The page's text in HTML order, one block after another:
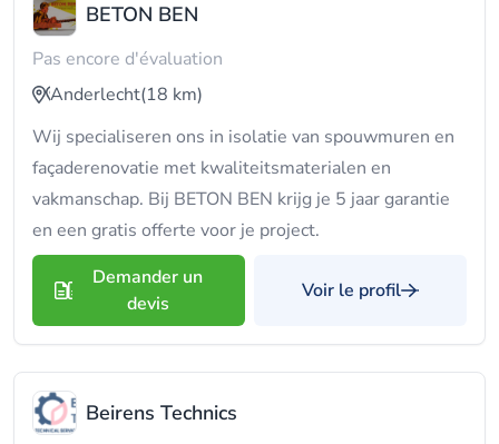
BETON BEN
Pas encore d'évaluation
Anderlecht(18 km)
Wij specialiseren ons in isolatie van spouwmuren en
façaderenovatie met kwaliteitsmaterialen en
vakmanschap. Bij BETON BEN krijg je 5 jaar garantie
en een gratis offerte voor je project.
Demander un
devis
Voir le profil
Beirens Technics